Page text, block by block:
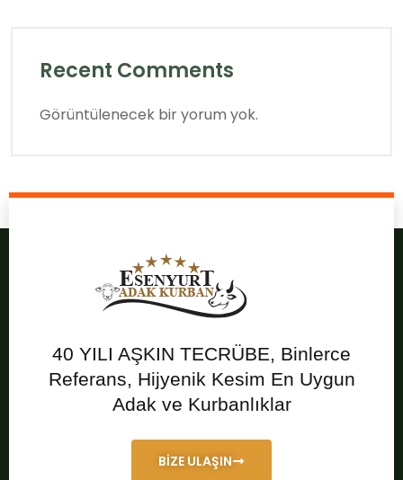
Recent Comments
Görüntülenecek bir yorum yok.
40 YILI AŞKIN TECRÜBE, Binlerce
Referans, Hijyenik Kesim En Uygun
Adak ve Kurbanlıklar
BİZE ULAŞIN